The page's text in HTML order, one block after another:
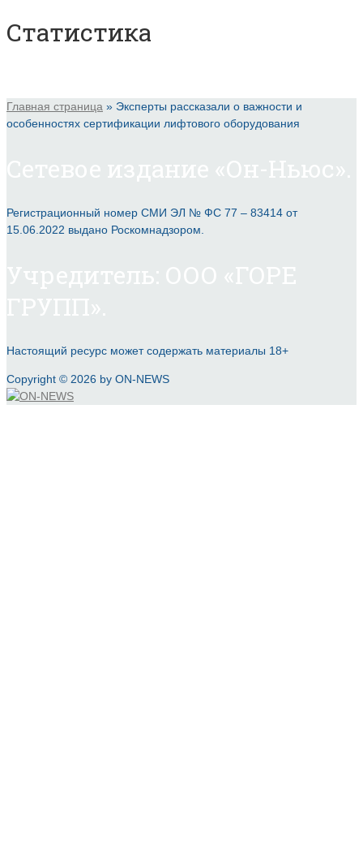
Статистика
Главная страница » Эксперты рассказали о важности и
особенностях сертификации лифтового оборудования
Регистрационный номер СМИ ЭЛ № ФС 77 – 83414 от
15.06.2022 выдано Роскомнадзором.
Настоящий ресурс может содержать материалы 18+
Copyright © 2026 by ON-NEWS